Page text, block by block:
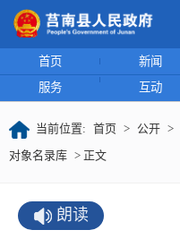
首页 新闻
服务
互动
当前位置: 首页 > 公开 >
对象名录库 > 正文
朗读